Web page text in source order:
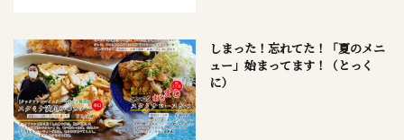
しまった！忘れてた！「夏のメニ
ュー」始まってます！（とっく
に）